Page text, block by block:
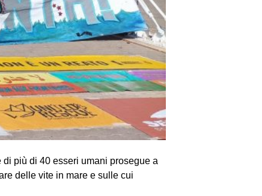
più di 40 esseri umani prosegue a
delle vite in mare e sulle cui